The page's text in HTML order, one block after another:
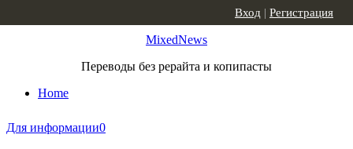
MixedNews
Переводы без рерайта и копипасты
Home
Вход | Регистрация
Для информации0